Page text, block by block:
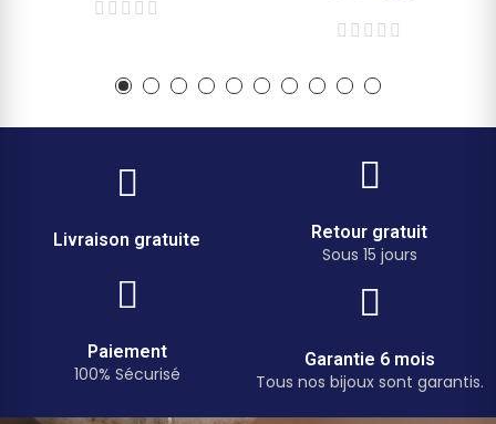
Livraison gratuite
Paiement
100% Sécurisé
Retour gratuit
Sous 15 jours
Garantie 6 mois
Tous nos bijoux sont garantis.